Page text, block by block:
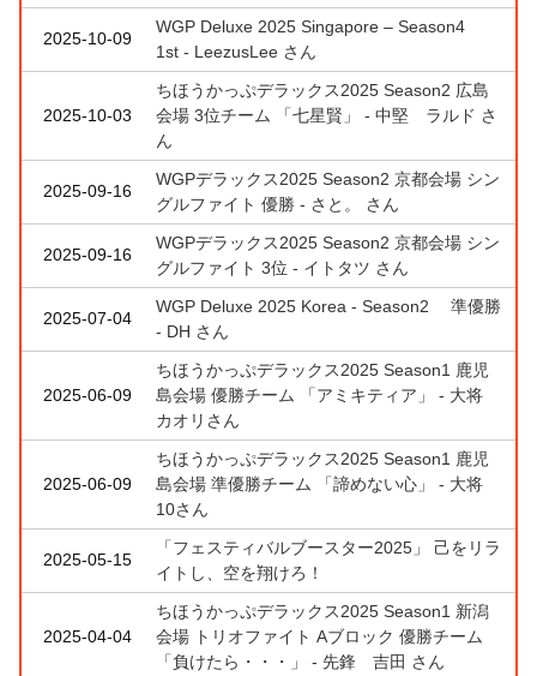
2025-10-09
WGP Deluxe 2025 Singapore – Season4
1st - LeezusLee さん
2025-10-03
ちほうかっぷデラックス2025 Season2 広島
会場 3位チーム 「七星賢」 - 中堅 ラルド さ
ん
2025-09-16
WGPデラックス2025 Season2 京都会場 シン
グルファイト 優勝 - さと。 さん
2025-09-16
WGPデラックス2025 Season2 京都会場 シン
グルファイト 3位 - イトタツ さん
2025-07-04
WGP Deluxe 2025 Korea - Season2 準優勝
- DH さん
2025-06-09
ちほうかっぷデラックス2025 Season1 鹿児
島会場 優勝チーム 「アミキティア」 - 大将
カオリさん
2025-06-09
ちほうかっぷデラックス2025 Season1 鹿児
島会場 準優勝チーム 「諦めない心」 - 大将
10さん
2025-05-15
「フェスティバルブースター2025」 己をリラ
イトし、空を翔けろ！
2025-04-04
ちほうかっぷデラックス2025 Season1 新潟
会場 トリオファイト Aブロック 優勝チーム
「負けたら・・・」 - 先鋒 吉田 さん